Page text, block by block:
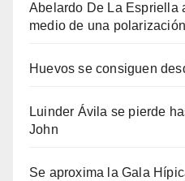
Abelardo De La Espriella
medio de una polarización
Huevos se consiguen
Luinder Ávila se pierde
John
Se aproxima la Gala